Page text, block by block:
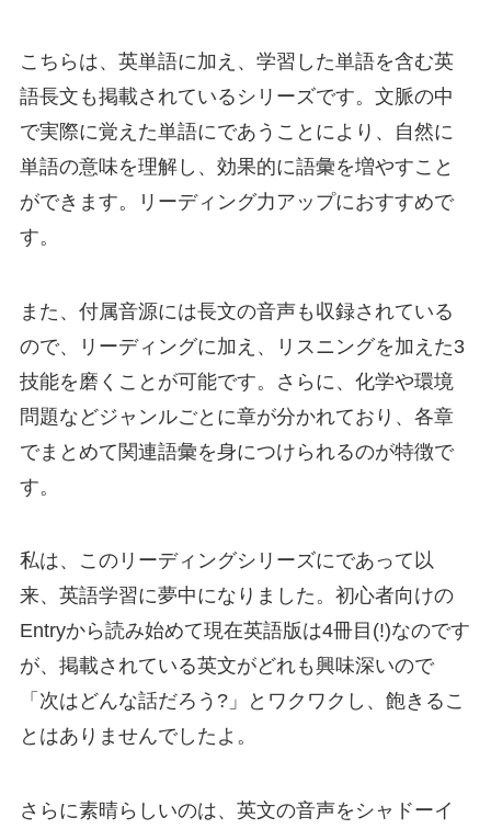
こちらは、英単語に加え、学習した単語を含む英
語長文も掲載されているシリーズです。文脈の中
で実際に覚えた単語にであうことにより、自然に
単語の意味を理解し、効果的に語彙を増やすこと
ができます。
リーディング力アップにおすすめで
す。
また、付属音源には長文の音声も収録されている
ので、
リーディングに加え、リスニングを加えた3
技能を磨くことが可能です。さらに、化学や環境
問題などジャンルごとに章が分かれており、各章
でまとめて 関連語彙を身につけられるのが特徴で
す。
私は、このリーディングシリーズにであって以
来、英語学習に夢中になりました。初心者向けの
Entryから読み始めて現在英語版は4冊目(!)なのです
が、 掲載されている英文がどれも興味深いので
「次はどんな話だろう?」とワクワクし、飽きるこ
とはありませんでしたよ。
さらに素晴らしいのは、 英文の音声をシャドーイ